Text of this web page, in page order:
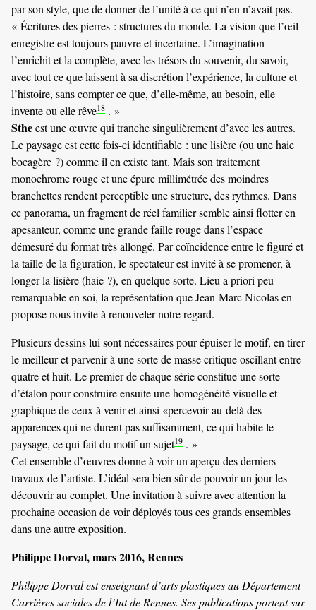
par son style, que de donner de l’unité à ce qui n’en n’avait pas.
« Écritures des pierres : structures du monde. La vision que l’œil
enregistre est toujours pauvre et incertaine. L’imagination
l’enrichit et la complète, avec les trésors du souvenir, du savoir,
avec tout ce que laissent à sa discrétion l’expérience, la culture et
l’histoire, sans compter ce que, d’elle-même, au besoin, elle
invente ou elle rêve18 . »
Stheest une œuvre qui tranche singulièrement d’avec les autres.
Le paysage est cette fois-ci identifiable : une lisière (ou une haie
bocagère ?) comme il en existe tant. Mais son traitement
monochrome rouge et une épure millimétrée des moindres
branchettes rendent perceptible une structure, des rythmes. Dans
ce panorama, un fragment de réel familier semble ainsi flotter en
apesanteur, comme une grande faille rouge dans l’espace
démesuré du format très allongé. Par coïncidence entre le figuré et
la taille de la figuration, le spectateur est invité à se promener, à
longer la lisière (haie ?), en quelque sorte. Lieu a priori peu
remarquable en soi, la représentation que Jean-Marc Nicolas en
propose nous invite à renouveler notre regard.
Plusieurs dessins lui sont nécessaires pour épuiser le motif, en tirer
le meilleur et parvenir à une sorte de masse critique oscillant entre
quatre et huit. Le premier de chaque série constitue une sorte
d’étalon pour construire ensuite une homogénéité visuelle et
graphique de ceux à venir et ainsi «percevoir au-delà des
apparences qui ne durent pas suffisamment, ce qui habite le
paysage, ce qui fait du motif un sujet19 . »
Cet ensemble d’œuvres donne à voir un aperçu des derniers
travaux de l’artiste. L’idéal sera bien sûr de pouvoir un jour les
découvrir au complet. Une invitation à suivre avec attention la
prochaine occasion de voir déployés tous ces grands ensembles
dans une autre exposition.
Philippe Dorval, mars 2016, Rennes
Philippe Dorval est enseignant d’arts plastiques au Département
Carrières sociales de l’Iut de Rennes. Ses publications portent sur